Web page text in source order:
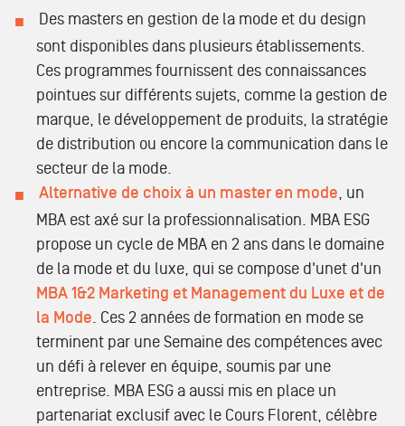
Des masters en gestion de la mode et du design
sont disponibles dans plusieurs établissements.
Ces programmes fournissent des connaissances
pointues sur différents sujets, comme la gestion de
marque, le développement de produits, la stratégie
de distribution ou encore la communication dans le
secteur de la mode.
Alternative de choix à un master en mode , un
MBA est axé sur la professionnalisation. MBA ESG
propose un cycle de MBA en 2 ans dans le domaine
de la mode et du luxe, qui se compose d'unet d'un
MBA 1&2 Marketing et Management du Luxe et de
la Mode. Ces 2 années de formation en mode se
terminent par une Semaine des compétences avec
un défi à relever en équipe, soumis par une
entreprise. MBA ESG a aussi mis en place un
partenariat exclusif avec le Cours Florent, célèbre